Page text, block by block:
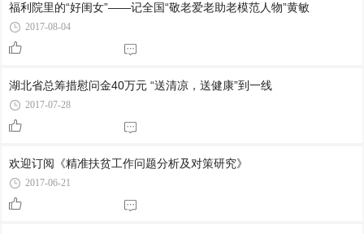
福利院里的“好闺女”——记全国“敬老爱老助老模范人物”黄敏
2017-08-04
湖北省总筹措慰问金40万元 “送清凉，送健康”到一线
2017-07-28
欢迎订阅《精准扶贫工作问题分析及对策研究》
2017-06-21